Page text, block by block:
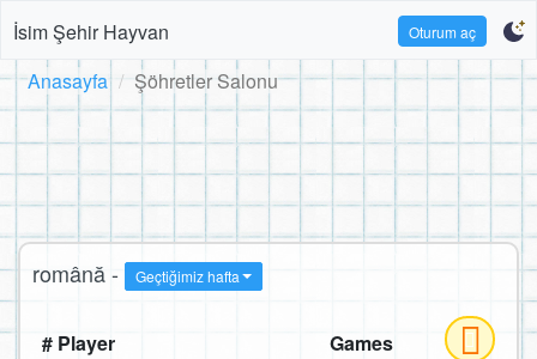
İsim Şehir Hayvan Oturum aç
Anasayfa Şöhretler Salonu
română - Geçtiğimiz hafta
# Player
Games